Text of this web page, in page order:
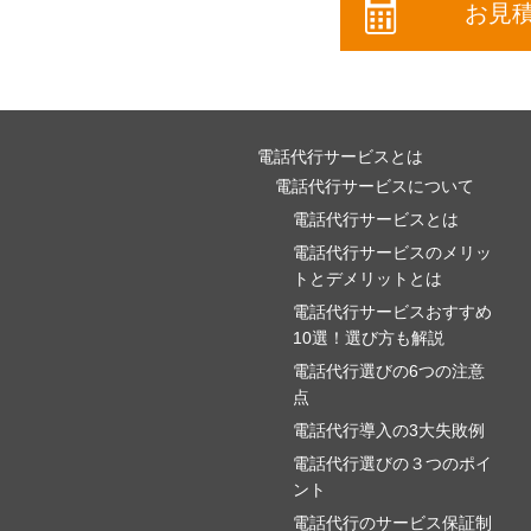
お見
電話代行サービスとは
電話代行サービスについて
電話代行サービスとは
電話代行サービスのメリッ
トとデメリットとは
電話代行サービスおすすめ
10選！選び方も解説
電話代行選びの6つの注意
点
電話代行導入の3大失敗例
電話代行選びの３つのポイ
ント
電話代行のサービス保証制